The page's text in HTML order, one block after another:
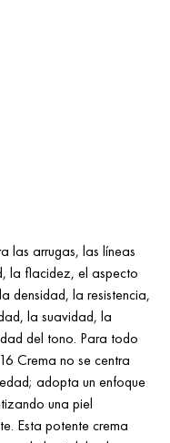
las arrugas, las líneas
la flacidez, el aspecto
densidad, la resistencia,
la suavidad, la
del tono. Para todo
Crema no se centra
adopta un enfoque
una piel
Esta potente crema